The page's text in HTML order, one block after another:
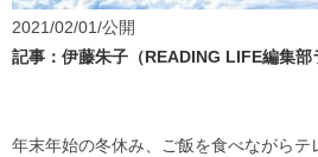
2021/02/01/公開
記事：伊藤朱子（READING LIFE編集部
年末年始の冬休み、ご飯を食べながらテ